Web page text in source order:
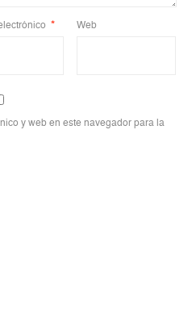
* Web
y web en este navegador para la